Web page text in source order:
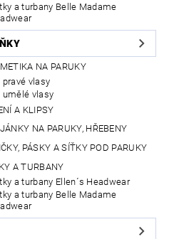
a turbany Belle Madame
NA PARUKY
pravé vlasy
umělé vlasy
A KLIPSY
NA PARUKY, HŘEBENY
PÁSKY A SÍŤKY POD PARUKY
A TURBANY
a turbany Ellen´s Headwear
a turbany Belle Madame